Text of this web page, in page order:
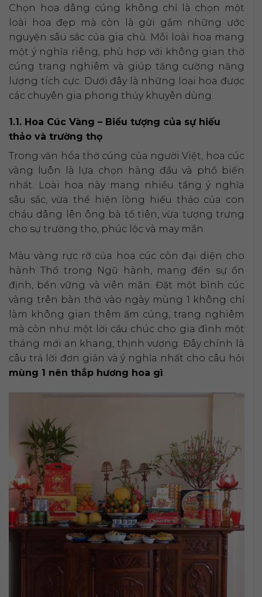
Chọn hoa dâng cúng không chỉ là chọn một
loài hoa đẹp mà còn là gửi gắm những ước
nguyện sâu sắc của gia chủ. Mỗi loài hoa mang
một ý nghĩa riêng, phù hợp với không gian thờ
cúng trang nghiêm và giúp tăng cường năng
lượng tích cực. Dưới đây là những loại hoa được
các chuyên gia phong thủy khuyên dùng.
1.1. Hoa Cúc Vàng – Biểu tượng của sự hiếu
thảo và trường thọ
Trong văn hóa thờ cúng của người Việt, hoa cúc
vàng luôn là lựa chọn hàng đầu và phổ biến
nhất. Loài hoa này mang nhiều tầng ý nghĩa
sâu sắc, vừa thể hiện lòng hiếu thảo của con
cháu dâng lên ông bà tổ tiên, vừa tượng trưng
cho sự trường thọ, phúc lộc và may mắn.
Màu vàng rực rỡ của hoa cúc còn đại diện cho
hành Thổ trong Ngũ hành, mang đến sự ổn
định, bền vững và viên mãn. Đặt một bình cúc
vàng trên bàn thờ vào ngày mùng 1 không chỉ
làm không gian thêm ấm cúng, trang nghiêm
mà còn như một lời cầu chúc cho gia đình một
tháng mới an khang, thịnh vượng. Đây chính là
câu trả lời đơn giản và ý nghĩa nhất cho câu hỏi
mùng 1 nên thắp hương hoa gì.